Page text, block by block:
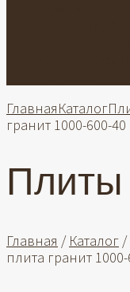
ГлавнаяКаталог
гранит 1000-600-40
Плиты
Главная / Каталог /
плита гранит